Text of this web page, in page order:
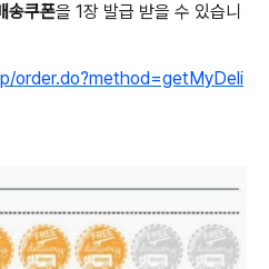
송쿠폰을 1장 발급 받을 수 있습니
order.do?method=getMyDeli